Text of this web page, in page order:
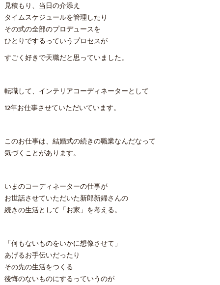
見積もり、当日の介添え
タイムスケジュールを管理したり
その式の全部のプロデュースを
ひとりでするっていうプロセスが
すごく好きで天職だと思っていました。
転職して、インテリアコーディネーターとして
12年お仕事させていただいています。
このお仕事は、結婚式の続きの職業なんだなって
気づくことがあります。
いまのコーディネーターの仕事が
お世話させていただいた新郎新婦さんの
続きの生活として「お家」を考える。
「何もないものをいかに想像させて」
あげるお手伝いだったり
その先の生活をつくる
後悔のないものにするっていうのが